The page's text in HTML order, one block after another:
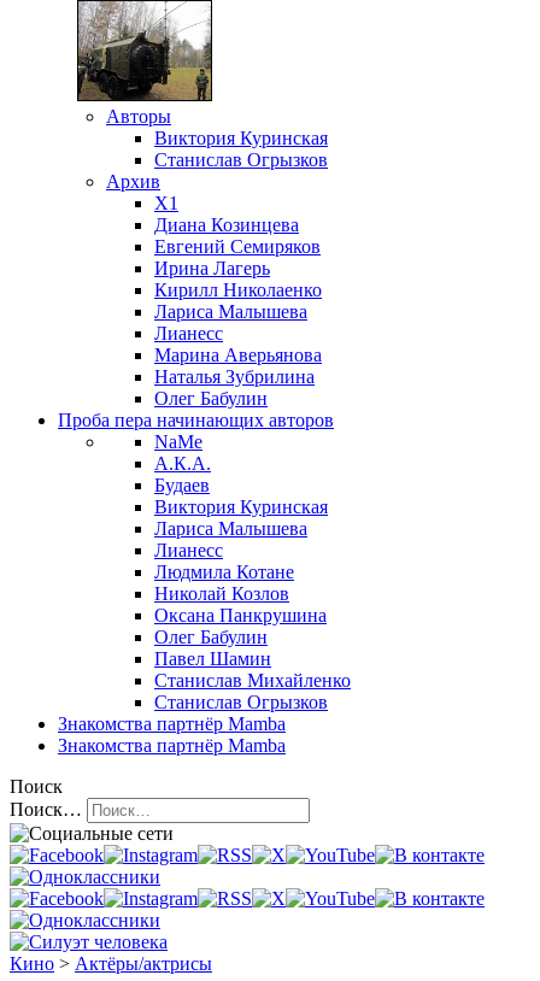
Авторы
Виктория Куринская
Станислав Огрызков
Архив
X1
Диана Козинцева
Евгений Семиряков
Ирина Лагерь
Кирилл Николаенко
Лариса Малышева
Лианесс
Марина Аверьянова
Наталья Зубрилина
Олег Бабулин
Проба пера начинающих авторов
NaMe
А.К.А.
Будаев
Виктория Куринская
Лариса Малышева
Лианесс
Людмила Котане
Николай Козлов
Оксана Панкрушина
Олег Бабулин
Павел Шамин
Станислав Михайленко
Станислав Огрызков
Знакомства партнёр Mamba
Знакомства партнёр Mamba
Поиск
Поиск…
Кино > Актёры/актрисы